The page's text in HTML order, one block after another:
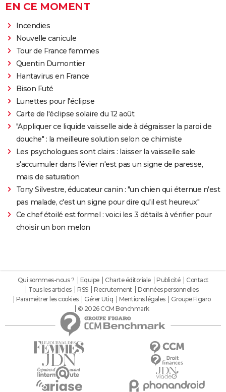
EN CE MOMENT
Incendies
Nouvelle canicule
Tour de France femmes
Quentin Dumontier
Hantavirus en France
Bison Futé
Lunettes pour l'éclipse
Carte de l'éclipse solaire du 12 août
"Appliquer ce liquide vaisselle aide à dégraisser la paroi de
douche" : la meilleure solution selon ce chimiste
Les psychologues sont clairs : laisser la vaisselle sale
s'accumuler dans l'évier n'est pas un signe de paresse,
mais de saturation
Tony Silvestre, éducateur canin : "un chien qui éternue n'est
pas malade, c'est un signe pour dire qu'il est heureux"
Ce chef étoilé est formel : voici les 3 détails à vérifier pour
choisir un bon melon
Qui sommes-nous ? Equipe Charte éditoriale Publicité
Contact
Tous les articles
RSS Recrutement
Données personnelles
Paramétrer les cookies
Gérer Utiq Mentions légales
Groupe Figaro
© 2026 CCM Benchmark